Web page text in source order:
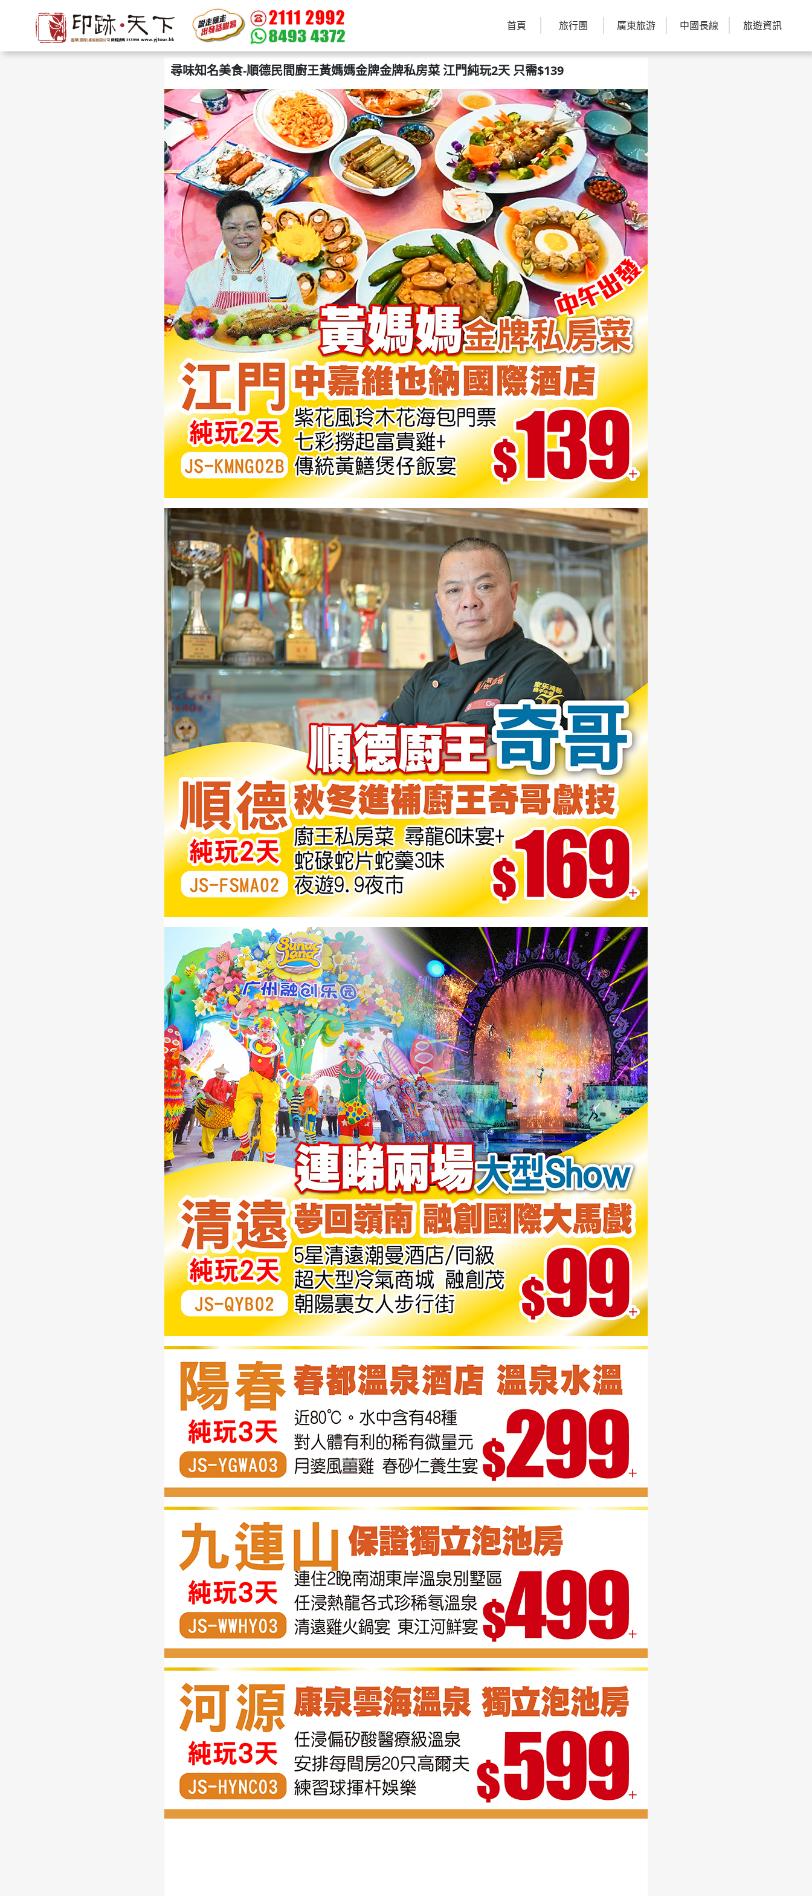
首頁 旅行團 廣東旅游 中國長線 旅遊資訊
尋味知名美食-順德民間廚王黃媽媽金牌金牌私房菜 江門純玩2天 只需$139